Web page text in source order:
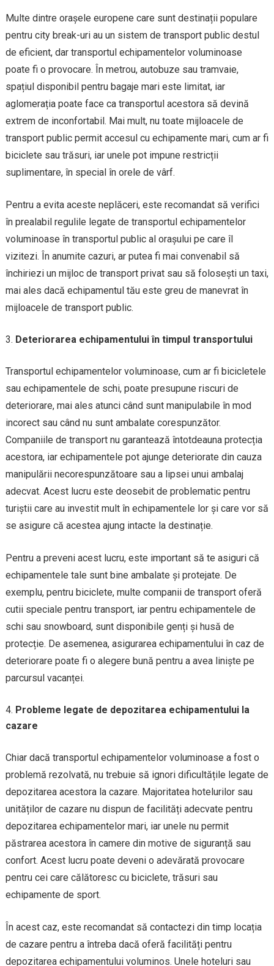
Multe dintre orașele europene care sunt destinații populare
pentru city break-uri au un sistem de transport public destul
de eficient, dar transportul echipamentelor voluminoase
poate fi o provocare. În metrou, autobuze sau tramvaie,
spațiul disponibil pentru bagaje mari este limitat, iar
aglomerația poate face ca transportul acestora să devină
extrem de inconfortabil. Mai mult, nu toate mijloacele de
transport public permit accesul cu echipamente mari, cum ar fi
biciclete sau trăsuri, iar unele pot impune restricții
suplimentare, în special în orele de vârf.
Pentru a evita aceste neplăceri, este recomandat să verifici
în prealabil regulile legate de transportul echipamentelor
voluminoase în transportul public al orașului pe care îl
vizitezi. În anumite cazuri, ar putea fi mai convenabil să
închiriezi un mijloc de transport privat sau să folosești un taxi,
mai ales dacă echipamentul tău este greu de manevrat în
mijloacele de transport public.
Deteriorarea echipamentului în timpul transportului
Transportul echipamentelor voluminoase, cum ar fi bicicletele
sau echipamentele de schi, poate presupune riscuri de
deteriorare, mai ales atunci când sunt manipulabile în mod
incorect sau când nu sunt ambalate corespunzător.
Companiile de transport nu garantează întotdeauna protecția
acestora, iar echipamentele pot ajunge deteriorate din cauza
manipulării necorespunzătoare sau a lipsei unui ambalaj
adecvat. Acest lucru este deosebit de problematic pentru
turiștii care au investit mult în echipamentele lor și care vor să
se asigure că acestea ajung intacte la destinație.
Pentru a preveni acest lucru, este important să te asiguri că
echipamentele tale sunt bine ambalate și protejate. De
exemplu, pentru biciclete, multe companii de transport oferă
cutii speciale pentru transport, iar pentru echipamentele de
schi sau snowboard, sunt disponibile genți și husă de
protecție. De asemenea, asigurarea echipamentului în caz de
deteriorare poate fi o alegere bună pentru a avea liniște pe
parcursul vacanței.
Probleme legate de depozitarea echipamentului la
cazare
Chiar dacă transportul echipamentelor voluminoase a fost o
problemă rezolvată, nu trebuie să ignori dificultățile legate de
depozitarea acestora la cazare. Majoritatea hotelurilor sau
unităților de cazare nu dispun de facilități adecvate pentru
depozitarea echipamentelor mari, iar unele nu permit
păstrarea acestora în camere din motive de siguranță sau
confort. Acest lucru poate deveni o adevărată provocare
pentru cei care călătoresc cu biciclete, trăsuri sau
echipamente de sport.
În acest caz, este recomandat să contactezi din timp locația
de cazare pentru a întreba dacă oferă facilități pentru
depozitarea echipamentului voluminos. Unele hoteluri sau